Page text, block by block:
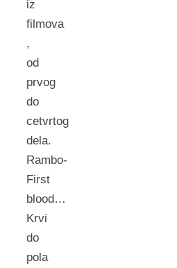
iz
filmova
,
od
prvog
do
cetvrtog
dela.
Rambo-
First
blood…
Krvi
do
pola